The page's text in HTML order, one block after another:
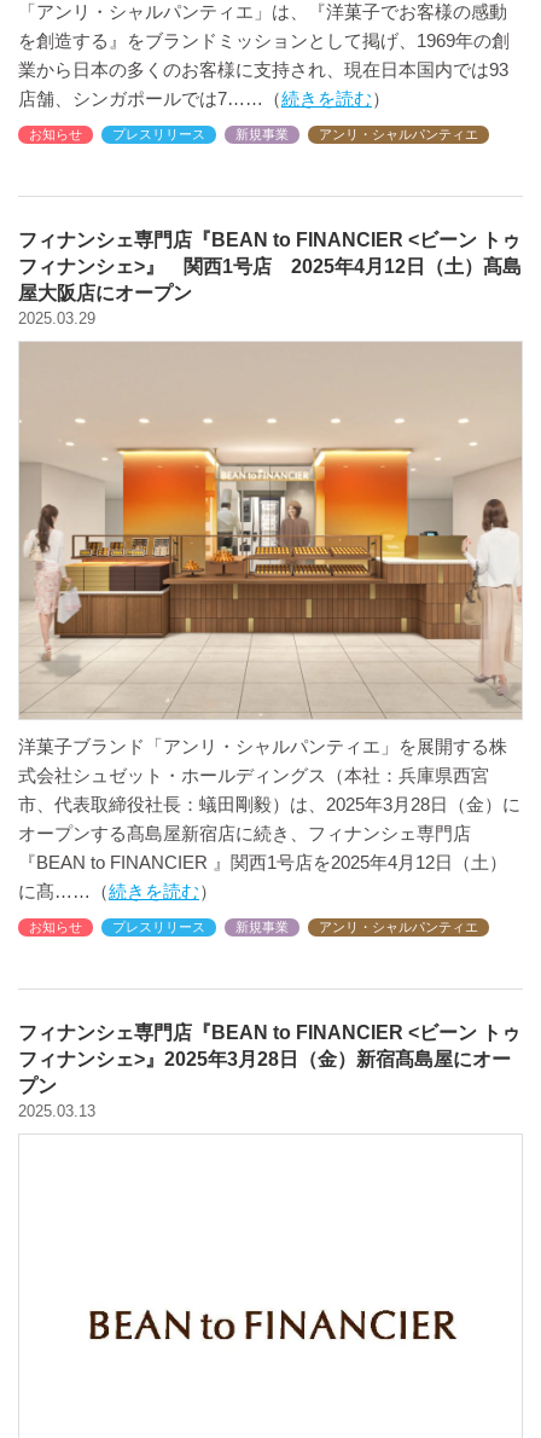
「アンリ・シャルパンティエ」は、『洋菓子でお客様の感動
を創造する』をブランドミッションとして掲げ、1969年の創
業から日本の多くのお客様に支持され、現在日本国内では93
店舗、シンガポールでは7
続きを読む
お知らせ プレスリリース 新規事業 アンリ・シャルパンティエ
フィナンシェ専門店『BEAN to FINANCIER <ビーン トゥ
フィナンシェ>』 関西1号店 2025年4月12日（土）髙島
屋大阪店にオープン
2025.03.29
洋菓子ブランド「アンリ・シャルパンティエ」を展開する株
式会社シュゼット・ホールディングス（本社：兵庫県西宮
市、代表取締役社長：蟻田剛毅）は、2025年3月28日（金）に
オープンする髙島屋新宿店に続き、フィナンシェ専門店
『BEAN to FINANCIER 』関西1号店を2025年4月12日（土）
に髙
続きを読む
お知らせ プレスリリース 新規事業 アンリ・シャルパンティエ
フィナンシェ専門店『BEAN to FINANCIER <ビーン トゥ
フィナンシェ>』2025年3月28日（金）新宿髙島屋にオー
プン
2025.03.13